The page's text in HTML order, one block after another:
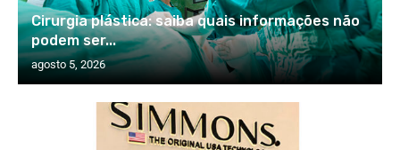
Cirurgia plástica: saiba quais informações não
podem ser...
agosto 5, 2026